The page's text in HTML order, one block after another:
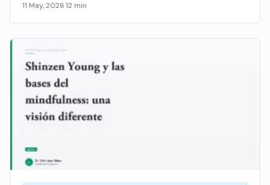
11 May, 202612 min